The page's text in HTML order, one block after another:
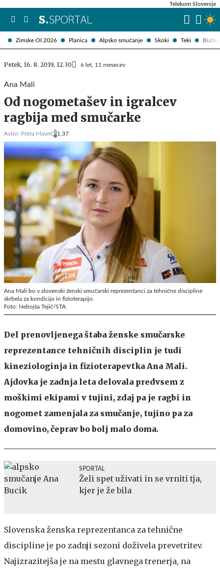
Zimske OI 2026 Planica Alpsko smučanje Skoki Teki
Telekom Slovenije
Petek, 16. 8. 2019, 12.30 6 let, 11 mesecev
Ana Mali
Od nogometašev in igralcev
ragbija med smučarke
Avtor: Petra Mavrič 1,37
Ana Mali bo v slovenski ženski smučarski reprezentanci za tehnične discipline
skrbela za kondicijo in fizioterapijo.
Foto: Nebojša Tejič/STA
Del prenovljenega štaba ženske smučarske
reprezentance tehničnih disciplin je tudi
kineziologinja in fizioterapevtka Ana Mali.
Ajdovka je zadnja leta delovala predvsem z
moškimi ekipami v tujini, zdaj pa je ragbi in
nogomet zamenjala za smučanje, tujino pa za
domovino, čeprav bo bolj malo doma.
SPORTAL
Želi spet uživati in se vrniti tja,
kjer je že bila
Slovenska ženska reprezentanca za tehnične
discipline je po zadnji sezoni doživela prevetritev.
Najizrazitejša je na mestu glavnega trenerja, na